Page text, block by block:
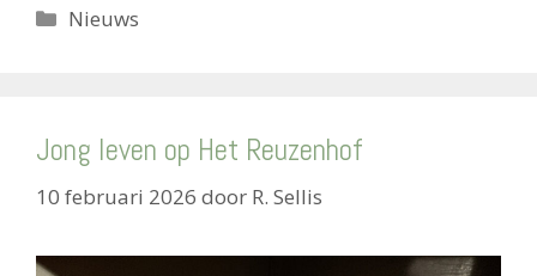
Categorieën
Nieuws
Jong leven op Het Reuzenhof
10 februari 2026 door R. Sellis